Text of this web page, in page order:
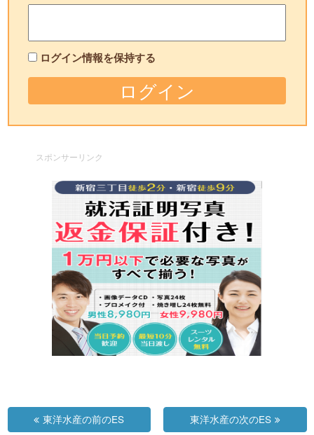
ログイン情報を保持する
スポンサーリンク
東洋水産の前のES 東洋水産の次のES